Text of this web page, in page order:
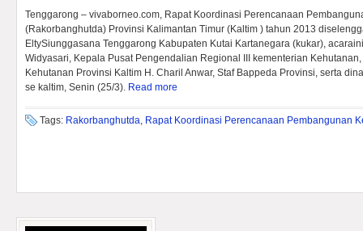
Tenggarong – vivaborneo.com, Rapat Koordinasi Perencanaan
(Rakorbanghutda) Provinsi Kalimantan Timur (Kaltim ) tahun 2013
EltySiunggasana Tenggarong Kabupaten Kutai Kartanegara (kukar),
Widyasari, Kepala Pusat Pengendalian Regional III kementerian
Kehutanan Provinsi Kaltim H. Charil Anwar, Staf Bappeda Provinsi, serta
se kaltim, Senin (25/3). Read more
Tags: Rakorbanghutda, Rapat Koordinasi Perencanaan Pembangunan